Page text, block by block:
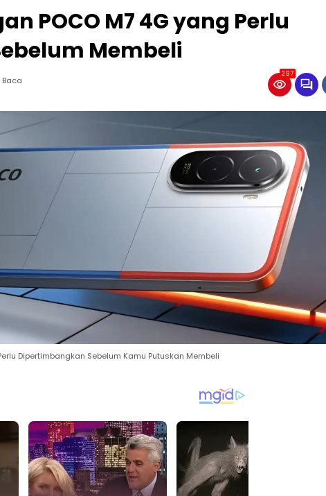
POCO M7 4G yang Perlu
Membeli
Baca
297
Dipertimbangkan Sebelum Kamu Putuskan Membeli